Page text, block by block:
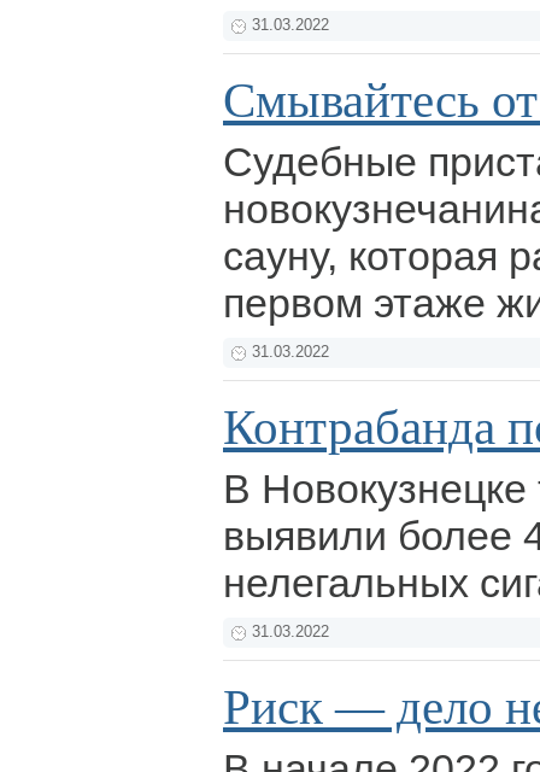
31.03.2022
Смывайтесь
Судебные
сауну, которая
первом этаже
31.03.2022
Контрабанда
В
выявили более
нелегальных
31.03.2022
Риск — дело